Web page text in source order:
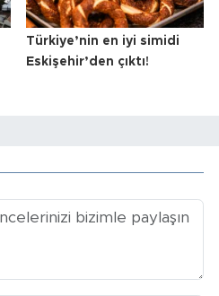
Türkiye’nin en iyi simidi
Eskişehir’den çıktı!